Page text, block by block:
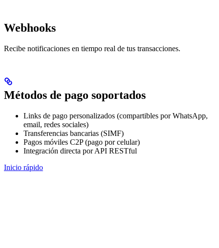
Webhooks
Recibe notificaciones en tiempo real de tus transacciones.
Métodos de pago soportados
Links de pago personalizados (compartibles por WhatsApp,
email, redes sociales)
Transferencias bancarias (SIMF)
Pagos móviles C2P (pago por celular)
Integración directa por API RESTful
Inicio rápido